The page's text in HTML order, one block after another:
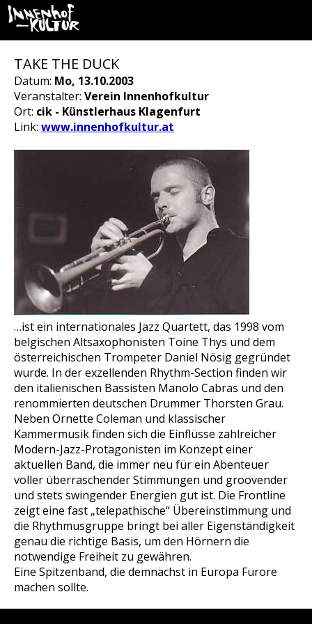
TAKE THE DUCK
Datum: Mo, 13.10.2003
Veranstalter: Verein Innenhofkultur
Ort: cik - Künstlerhaus Klagenfurt
Link: www.innenhofkultur.at
…ist ein internationales Jazz Quartett, das 1998 vom
belgischen Altsaxophonisten Toine Thys und dem
österreichischen Trompeter Daniel Nösig gegründet
wurde. In der exzellenden Rhythm-Section finden wir
den italienischen Bassisten Manolo Cabras und den
renommierten deutschen Drummer Thorsten Grau.
Neben Ornette Coleman und klassischer
Kammermusik finden sich die Einflüsse zahlreicher
Modern-Jazz-Protagonisten im Konzept einer
aktuellen Band, die immer neu für ein Abenteuer
voller überraschender Stimmungen und groovender
und stets swingender Energien gut ist. Die Frontline
zeigt eine fast „telepathische“ Übereinstimmung und
die Rhythmusgruppe bringt bei aller Eigenständigkeit
genau die richtige Basis, um den Hörnern die
notwendige Freiheit zu gewähren.
Eine Spitzenband, die demnächst in Europa Furore
machen sollte.